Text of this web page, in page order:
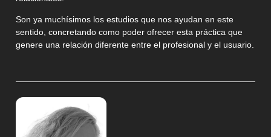
Son ya muchísimos los estudios que nos ayudan en este
sentido, concretando como poder ofrecer esta práctica que
genere una relación diferente entre el profesional y el usuario.